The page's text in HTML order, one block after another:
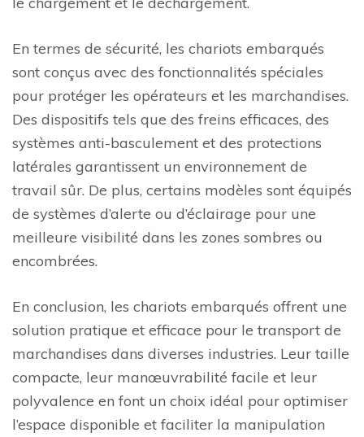
En termes de sécurité, les chariots embarqués
sont conçus avec des fonctionnalités spéciales
pour protéger les opérateurs et les marchandises.
Des dispositifs tels que des freins efficaces, des
systèmes anti-basculement et des protections
latérales garantissent un environnement de
travail sûr. De plus, certains modèles sont équipés
de systèmes d’alerte ou d’éclairage pour une
meilleure visibilité dans les zones sombres ou
encombrées.
En conclusion, les chariots embarqués offrent une
solution pratique et efficace pour le transport de
marchandises dans diverses industries. Leur taille
compacte, leur manœuvrabilité facile et leur
polyvalence en font un choix idéal pour optimiser
l’espace disponible et faciliter la manipulation